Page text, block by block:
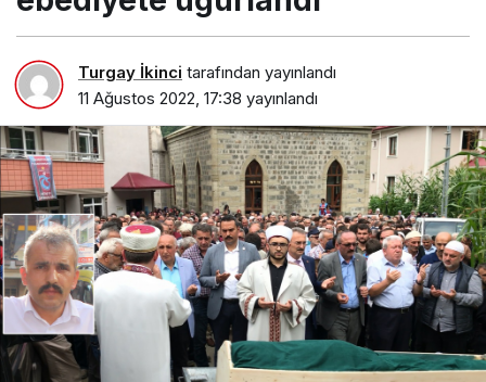
Turgay İkinci tarafından yayınlandı
11 Ağustos 2022, 17:38 yayınlandı